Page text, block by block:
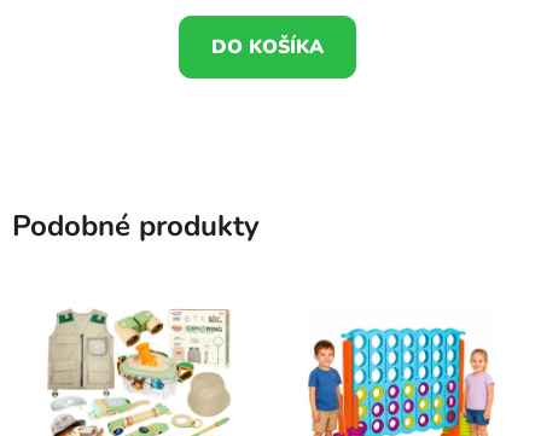
DO KOŠÍKA
Podobné produkty